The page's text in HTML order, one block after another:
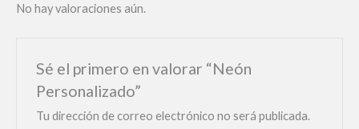
No hay valoraciones aún.
Sé el primero en valorar “Neón
Personalizado”
Tu dirección de correo electrónico no será publicada.